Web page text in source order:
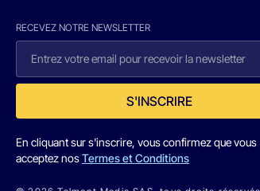
RECEVEZ NOTRE NEWSLETTER
S'INSCRIRE
En cliquant sur s'inscrire, vous confirmez que vous
acceptez nosTermes et Conditions